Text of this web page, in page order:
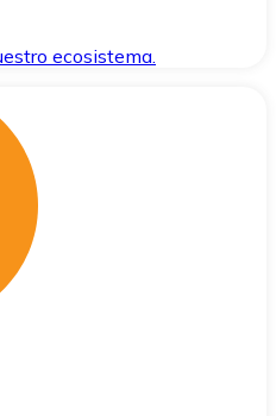
ecosistema.